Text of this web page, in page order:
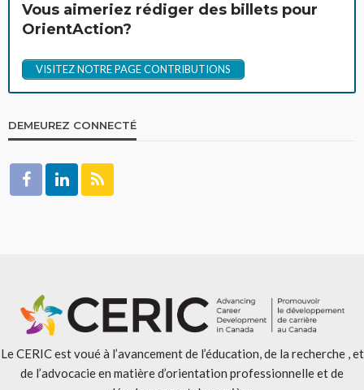
Vous aimeriez rédiger des billets pour
OrientAction?
VISITEZ NOTRE PAGE CONTRIBUTIONS
DEMEUREZ CONNECTÉ
Le CERIC est voué à l’avancement de l’éducation, de la recherche , et
de l’advocacie en matière d’orientation professionnelle et de